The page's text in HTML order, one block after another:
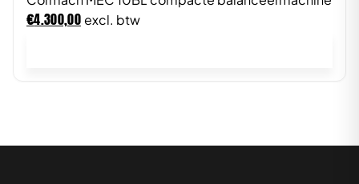
€4.300,00 excl. btw